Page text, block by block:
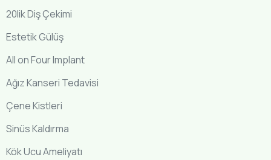
20lik Diş Çekimi
Estetik Gülüş
All on Four Implant
Ağız Kanseri Tedavisi
Çene Kistleri
Sinüs Kaldırma
Kök Ucu Ameliyatı